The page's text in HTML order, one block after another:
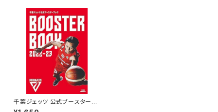
千葉ジェッツ 公式ブースターブ
ック 2022-23